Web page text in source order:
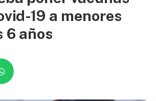
19 a menores
6 años